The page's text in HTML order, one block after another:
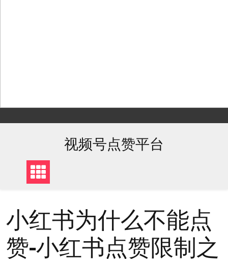
to
视频号点赞平台
小红书为什么不能点
赞-小红书点赞限制之